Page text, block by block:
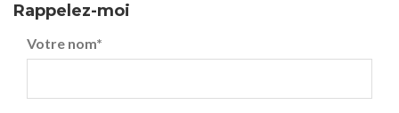
Rappelez-moi
Votre nom*